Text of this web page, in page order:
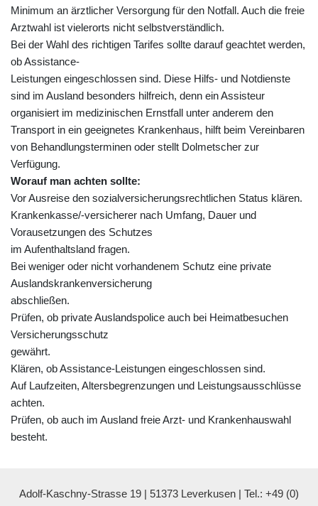
Minimum an ärztlicher Versorgung für den Notfall. Auch die freie
Arztwahl ist vielerorts nicht selbstverständlich.
Bei der Wahl des richtigen Tarifes sollte darauf geachtet werden,
ob Assistance-
Leistungen eingeschlossen sind. Diese Hilfs- und Notdienste
sind im Ausland besonders hilfreich, denn ein Assisteur
organisiert im medizinischen Ernstfall unter anderem den
Transport in ein geeignetes Krankenhaus, hilft beim Vereinbaren
von Behandlungsterminen oder stellt Dolmetscher zur
Verfügung.
Worauf man achten sollte:
Vor Ausreise den sozialversicherungsrechtlichen Status klären.
Krankenkasse/-versicherer nach Umfang, Dauer und
Vorausetzungen des Schutzes
im Aufenthaltsland fragen.
Bei weniger oder nicht vorhandenem Schutz eine private
Auslandskrankenversicherung
abschließen.
Prüfen, ob private Auslandspolice auch bei Heimatbesuchen
Versicherungsschutz
gewährt.
Klären, ob Assistance-Leistungen eingeschlossen sind.
Auf Laufzeiten, Altersbegrenzungen und Leistungsausschlüsse
achten.
Prüfen, ob auch im Ausland freie Arzt- und Krankenhauswahl
besteht.
Adolf-Kaschny-Strasse 19 | 51373 Leverkusen | Tel.: +49 (0)